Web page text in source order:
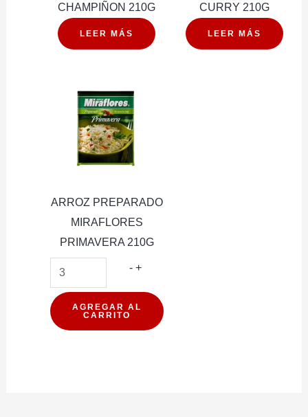
CHAMPIÑON 210G
LEER MÁS
CURRY 210G
LEER MÁS
ARROZ PREPARADO
MIRAFLORES
PRIMAVERA 210G
- ARROZ
MIRAFLORES
PRIMAVERA
+
AGREGAR AL
CARRITO